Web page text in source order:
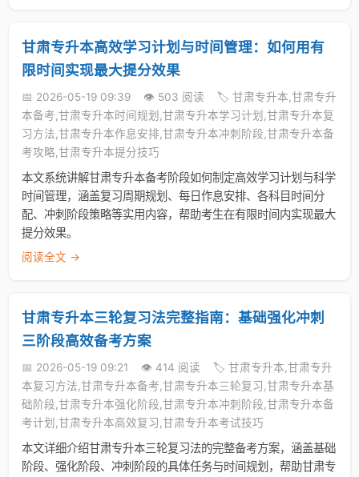
甘肃专升本高效学习计划与时间管理：如何用有
限时间实现最大提分效果
📅 2026-05-19 09:39 👁️ 503 阅读
🏷️ 甘肃专升本,甘肃专升
本备考,甘肃专升本时间规划,甘肃专升本学习计划,甘肃专升本复
习方法,甘肃专升本作息安排,甘肃专升本冲刺阶段,甘肃专升本备
考攻略,甘肃专升本提分技巧
本文系统讲解甘肃专升本备考阶段如何制定高效学习计划与科学
时间管理，涵盖复习周期规划、每日作息安排、各科目时间分
配、冲刺阶段策略等实用内容，帮助考生在有限时间内实现最大
提分效果。
阅读全文 →
甘肃专升本三轮复习法完整指南：基础强化冲刺
三阶段高效备考方案
📅 2026-05-19 09:21 👁️ 414 阅读
🏷️ 甘肃专升本,甘肃专升
本复习方法,甘肃专升本备考,甘肃专升本三轮复习,甘肃专升本基
础阶段,甘肃专升本强化阶段,甘肃专升本冲刺阶段,甘肃专升本备
考计划,甘肃专升本高效复习,甘肃专升本考试技巧
本文详细介绍甘肃专升本三轮复习法的完整备考方案，涵盖基础
阶段、强化阶段、冲刺阶段的具体任务与时间规划，帮助甘肃专